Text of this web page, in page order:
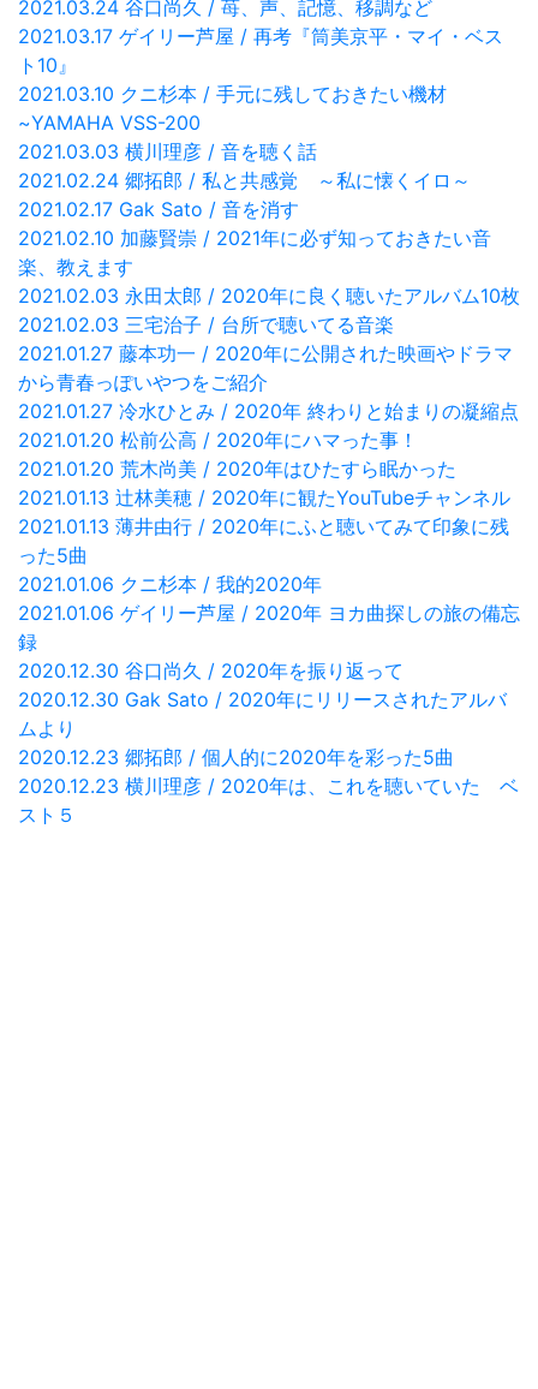
2021.03.24 谷口尚久 / 苺、声、記憶、移調など
2021.03.17 ゲイリー芦屋 / 再考『筒美京平・マイ・ベス
ト10』
2021.03.10 クニ杉本 / 手元に残しておきたい機材
~YAMAHA VSS-200
2021.03.03 横川理彦 / 音を聴く話
2021.02.24 郷拓郎 / 私と共感覚 ～私に懐くイロ～
2021.02.17 Gak Sato / 音を消す
2021.02.10 加藤賢崇 / 2021年に必ず知っておきたい音
楽、教えます
2021.02.03 永田太郎 / 2020年に良く聴いたアルバム10枚
2021.02.03 三宅治子 / 台所で聴いてる音楽
2021.01.27 藤本功一 / 2020年に公開された映画やドラマ
から青春っぽいやつをご紹介
2021.01.27 冷水ひとみ / 2020年 終わりと始まりの凝縮点
2021.01.20 松前公高 / 2020年にハマった事！
2021.01.20 荒木尚美 / 2020年はひたすら眠かった
2021.01.13 辻林美穂 / 2020年に観たYouTubeチャンネル
2021.01.13 薄井由行 / 2020年にふと聴いてみて印象に残
った5曲
2021.01.06 クニ杉本 / 我的2020年
2021.01.06 ゲイリー芦屋 / 2020年 ヨカ曲探しの旅の備忘
録
2020.12.30 谷口尚久 / 2020年を振り返って
2020.12.30 Gak Sato / 2020年にリリースされたアルバ
ムより
2020.12.23 郷拓郎 / 個人的に2020年を彩った5曲
2020.12.23 横川理彦 / 2020年は、これを聴いていた ベ
スト５